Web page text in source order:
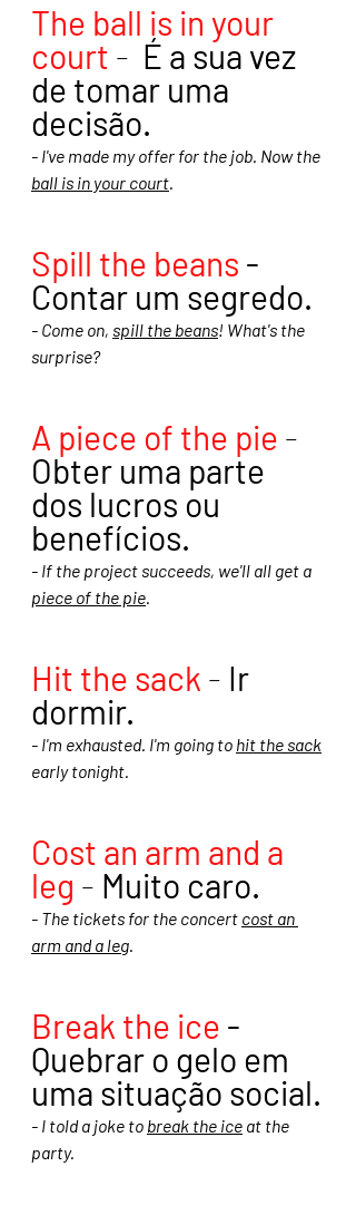
The ball is in your
court - É a sua vez
de tomar uma
decisão.
- I've made my offer for the job. Now the
ball is in your court
Spill the beans -
Contar um segredo.
- Come on, spill the beans! What's the
surprise?
A piece of the pie -
Obter uma parte
dos lucros ou
benefícios.
- If the project succeeds, we'll all get a
piece of the pie
Hit the sack - Ir
dormir.
- I'm exhausted. I'm going to hit the sack
early tonight.
Cost an arm and a
leg - Muito caro.
- The tickets for the concert cost an
arm and a leg
Break the ice -
Quebrar o gelo em
uma situação social.
- I told a joke to break the ice at the
party.